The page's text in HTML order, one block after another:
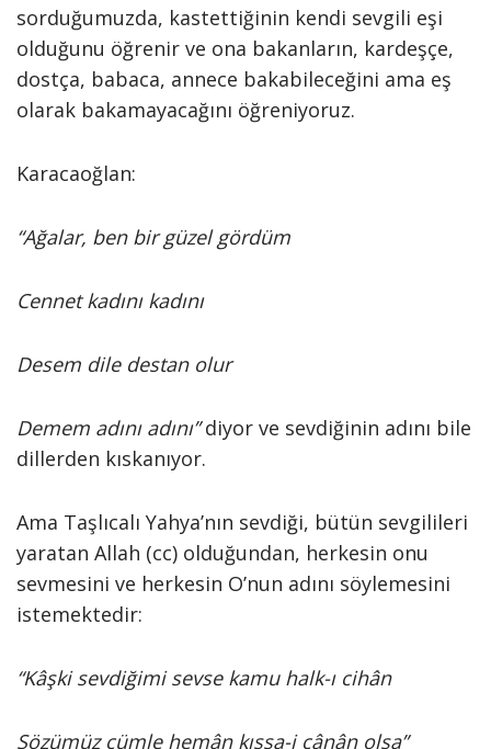
sorduğumuzda, kastettiğinin kendi sevgili eşi
olduğunu öğrenir ve ona bakanların, kardeşçe,
dostça, babaca, annece bakabileceğini ama eş
olarak bakamayacağını öğreniyoruz.
Karacaoğlan:
“Ağalar, ben bir güzel gördüm
Cennet kadını kadını
Desem dile destan olur
Demem adını adını”diyor ve sevdiğinin adını bile
dillerden kıskanıyor.
Ama Taşlıcalı Yahya’nın sevdiği, bütün sevgilileri
yaratan Allah (cc) olduğundan, herkesin onu
sevmesini ve herkesin O’nun adını söylemesini
istemektedir:
“Kâşki sevdiğimi sevse kamu halk-ı cihân
Sözümüz cümle hemân kıssa-i cânân olsa”